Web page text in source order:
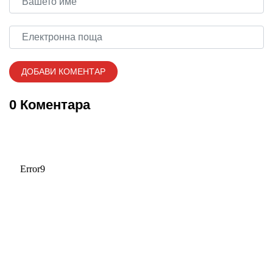
0 Коментара